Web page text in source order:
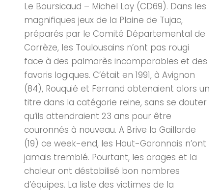
Le Boursicaud – Michel Loy (CD69). Dans les
magnifiques jeux de la Plaine de Tujac,
préparés par le Comité Départemental de
Corrèze, les Toulousains n’ont pas rougi
face à des palmarès incomparables et des
favoris logiques. C’était en 1991, à Avignon
(84), Rouquié et Ferrand obtenaient alors un
titre dans la catégorie reine, sans se douter
qu’ils attendraient 23 ans pour être
couronnés à nouveau. A Brive la Gaillarde
(19) ce week-end, les Haut-Garonnais n’ont
jamais tremblé. Pourtant, les orages et la
chaleur ont déstabilisé bon nombres
d’équipes. La liste des victimes de la